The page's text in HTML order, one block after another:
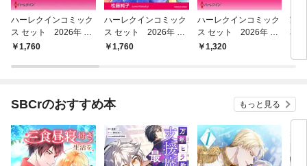
ハーレクインコミック
ス セット 2026年 vo
l.927
1,760
ハーレクインコミック
ス セット 2026年 vo
l.917
1,760
ハーレクインコミック
ス セット 2026年 vo
l.852
1,320
家
花
レ
SBCrのおすすめ本 もっと見る